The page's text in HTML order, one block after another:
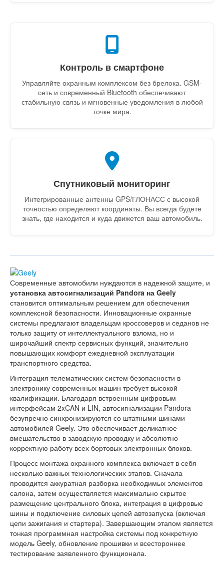
Контроль в смартфоне
Управляйте охранным комплексом без брелока. GSM-
сеть и современный Bluetooth обеспечивают
стабильную связь и мгновенные уведомления в любой
точке мира.
Спутниковый мониторинг
Интегрированные антенны GPS/ГЛОНАСС с высокой
точностью определяют координаты. Вы всегда будете
знать, где находится и куда движется ваш автомобиль.
Современные автомобили нуждаются в надежной защите, и
установка автосигнализаций Pandora на Geely
становится оптимальным решением для обеспечения
комплексной безопасности. Инновационные охранные
системы предлагают владельцам кроссоверов и седанов не
только защиту от интеллектуального взлома, но и
широчайший спектр сервисных функций, значительно
повышающих комфорт ежедневной эксплуатации
транспортного средства.
Интеграция телематических систем безопасности в
электронику современных машин требует высокой
квалификации. Благодаря встроенным цифровым
интерфейсам 2xCAN и LIN, автосигнализации Pandora
безупречно синхронизируются со штатными шинами
автомобилей Geely. Это обеспечивает деликатное
вмешательство в заводскую проводку и абсолютно
корректную работу всех бортовых электронных блоков.
Процесс монтажа охранного комплекса включает в себя
несколько важных технологических этапов. Сначала
проводится аккуратная разборка необходимых элементов
салона, затем осуществляется максимально скрытое
размещение центрального блока, интеграция в цифровые
шины и подключение силовых цепей автозапуска (включая
цепи зажигания и стартера). Завершающим этапом является
тонкая программная настройка системы под конкретную
модель Geely, обновление прошивки и всестороннее
тестирование заявленного функционала.